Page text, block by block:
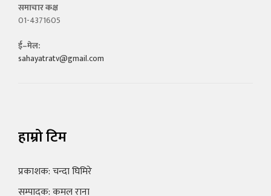
समाचार कक्ष
01-4371605
ई–मेल:
sahayatratv@gmail.com
हाम्रो टिम
प्रकाशक: चन्दा घिमिरे
सम्पादक: कमल राना